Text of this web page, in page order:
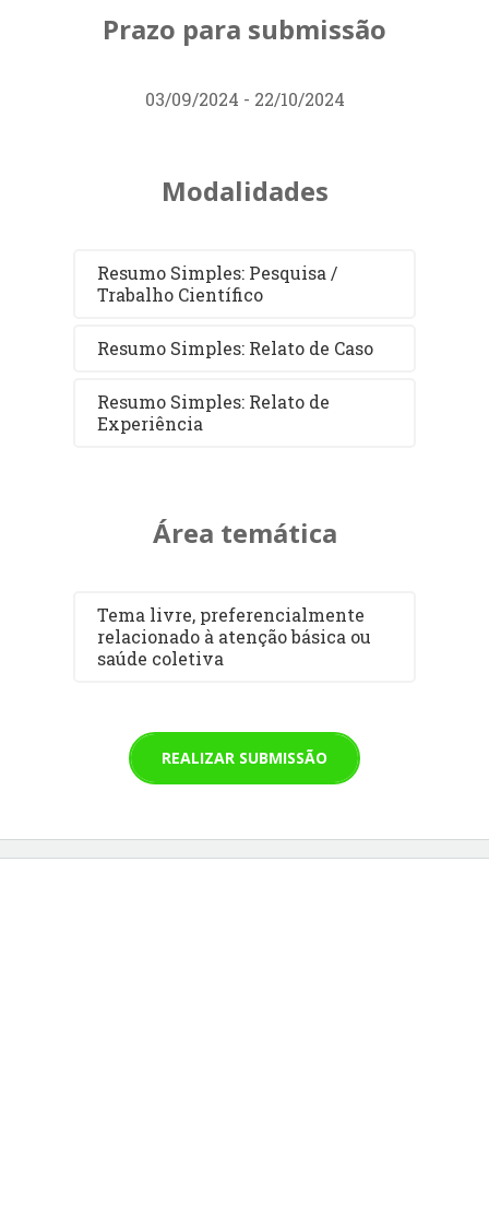
Prazo para submissão
03/09/2024 - 22/10/2024
Modalidades
Resumo Simples: Pesquisa /
Trabalho Científico
Resumo Simples: Relato de Caso
Resumo Simples: Relato de
Experiência
Área temática
Tema livre, preferencialmente
relacionado à atenção básica ou
saúde coletiva
REALIZAR SUBMISSÃO